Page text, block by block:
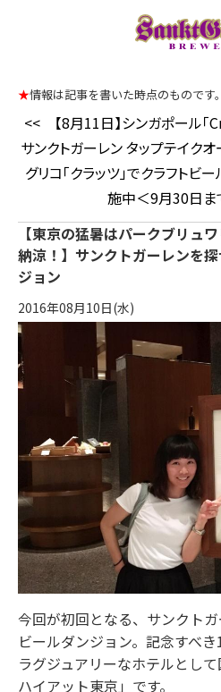
★情報は記事を書いた時点のものです
<<
【8月11日】シンガポール
サンクトガーレン タップテイク
グリコ「クラッツ」でクラフトビ
施中＜9月30日ま
【東京の猛暑はパークブリュ
納涼！】サンクトガーレンを
ジョン
2016年08月10日(水)
今回が初回となる、サンクト
ビールダンジョン。記念すべ
ラグジュアリーなホテルとし
ハイアット東京」です。